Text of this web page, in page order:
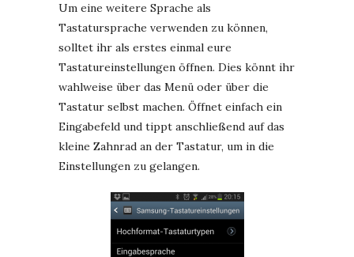
Um eine weitere Sprache als
Tastatursprache verwenden zu können,
solltet ihr als erstes einmal eure
Tastatureinstellungen öffnen. Dies könnt ihr
wahlweise über das Menü oder über die
Tastatur selbst machen. Öffnet einfach ein
Eingabefeld und tippt anschließend auf das
kleine Zahnrad an der Tastatur, um in die
Einstellungen zu gelangen.